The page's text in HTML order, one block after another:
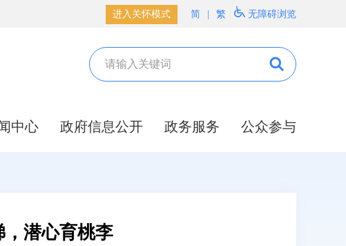
进入关怀模式 简 繁 无障碍浏览
中心 政府信息公开 政务服务 公众参与
，潜心育桃李